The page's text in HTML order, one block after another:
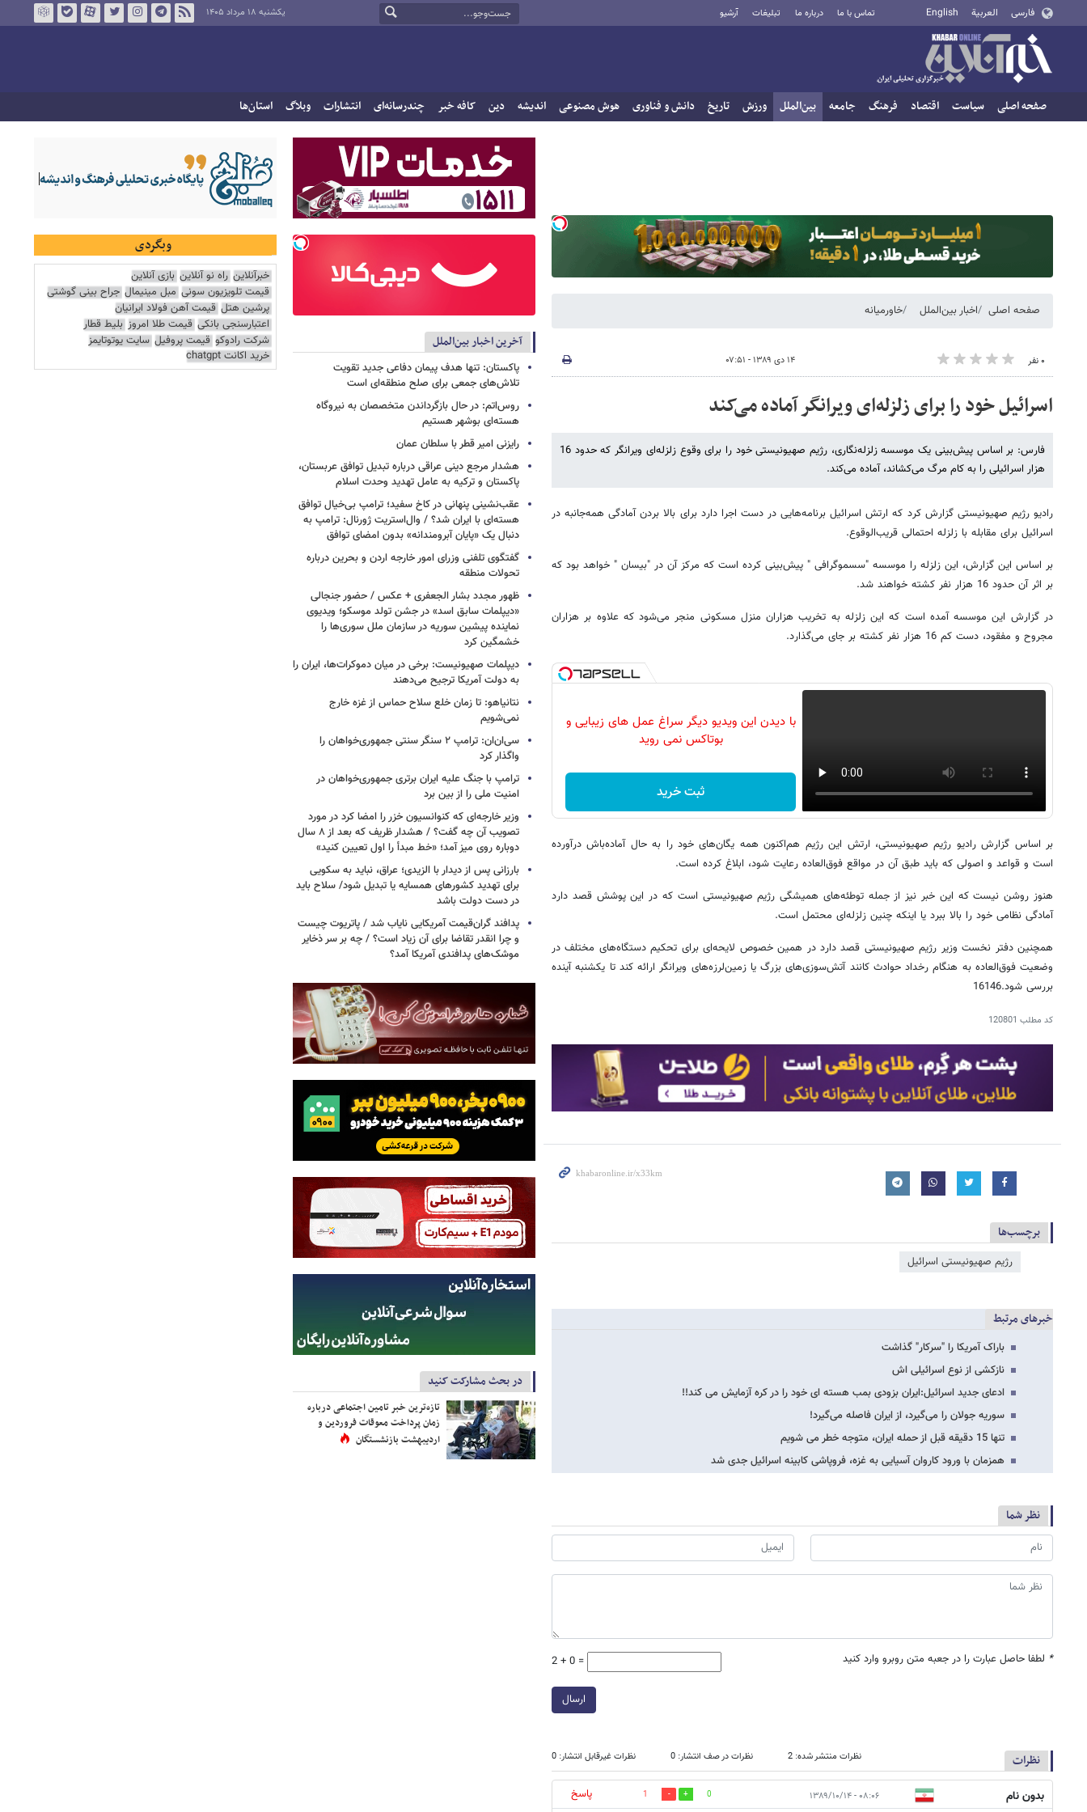
فارسی العربية English تماس با ما درباره ما تبلیغات آرشیو یکشنبه ۱۸ مرداد ۱۴۰۵
صفحه اصلی سیاست اقتصاد فرهنگ جامعه بین‌الملل ورزش تاریخ دانش و فناوری هوش مصنوعی اندیشه دین کافه خبر چندرسانه‌ای انتشارات وبلاگ استان‌ها
صفحه اصلی اخبار بین‌الملل خاورمیانه
۰ نفر ۱۴ دی ۱۳۸۹ - ۰۷:۵۱
اسرائیل خود را برای زلزله‌ای ویرانگر آماده می‌کند
فارس: بر اساس پیش‌بینی یک موسسه زلزله‌نگاری، رژیم صهیونیستی خود را برای وقوع زلزله‌ای ویرانگر که حدود 16
هزار اسرائیلی را به کام مرگ می‌کشاند، آماده می‌کند.
رادیو رژیم صهیونیستی گزارش کرد که ارتش اسرائیل برنامه‌هایی در دست اجرا دارد برای بالا بردن آمادگی همه‌جانبه در
اسرائیل برای مقابله با زلزله‌ احتمالی قریب‌الوقوع.
بر اساس این گزارش، این زلزله را موسسه "سسموگرافی " پیش‌بینی کرده است که مرکز آن در "بیسان " خواهد بود که
بر اثر آن حدود 16 هزار نفر کشته خواهند شد.
در گزارش این موسسه آمده است که این زلزله به تخریب هزاران منزل مسکونی منجر می‌شود که علاوه بر هزاران
مجروح و مفقود، دست کم 16 هزار نفر کشته بر جای می‌گذارد.
با دیدن این ویدیو دیگر سراغ عمل های زیبایی و
بوتاکس نمی روید
ثبت خرید
بر اساس گزارش رادیو رژیم صهیونیستی، ارتش این رژیم هم‌اکنون همه یگان‌های خود را به حال آماده‌باش درآورده
است و قواعد و اصولی که باید طبق آن در مواقع فوق‌العاده رعایت شود، ابلاغ کرده است.
هنوز روشن نیست که این خبر نیز از جمله توطئه‌های همیشگی رژیم صهیونیستی است که در این پوشش قصد دارد
آمادگی نظامی خود را بالا ببرد یا اینکه چنین زلزله‌ای محتمل است.
همچنین دفتر نخست وزیر رژیم صهیونیستی قصد دارد در همین خصوص لایحه‌ای برای تحکیم دستگاه‌های مختلف در
وضعیت فوق‌العاده به هنگام رخداد حوادث کانند آتش‌سوزی‌های بزرگ یا زمین‌لرزه‌های ویرانگر ارائه کند تا یکشنبه آینده
بررسی شود.16146
کد مطلب 120801
برچسب‌ها
رژیم صهیونیستی اسرائیل
خبرهای مرتبط
باراک آمریکا را "سرکار" گذاشت
نازکشی از نوع اسرائیلی اش
ادعای جدید اسرائیل:ایران بزودی بمب هسته ای خود را در کره آزمایش می کند!!
سوریه جولان را می‌گیرد، از ایران فاصله مى‌گیرد!
تنها 15 دقیقه قبل از حمله ایران، متوجه خطر می شویم
همزمان با ورود کاروان آسیایی به غزه، فروپاشی کابینه اسرائیل جدی شد
نظر شما
* لطفا حاصل عبارت را در جعبه متن روبرو وارد کنید 2 + 0 =
ارسال
نظرات نظرات منتشر شده: 2 نظرات در صف انتشار: 0 نظرات غیرقابل انتشار: 0
بدون نام ۰۸:۰۶ - ۱۳۸۹/۱۰/۱۴ 0
1 پاسخ
آخرین اخبار بین‌الملل
پاکستان: تنها هدف پیمان دفاعی جدید تقویت
تلاش‌های جمعی برای صلح منطقه‌ای است
روس‌اتم: در حال بازگرداندن متخصصان به نیروگاه
هسته‌ای بوشهر هستیم
رایزنی امیر قطر با سلطان عمان
هشدار مرجع دینی عراقی درباره تبدیل توافق عربستان،
پاکستان و ترکیه به عامل تهدید وحدت اسلام
عقب‌نشینی پنهانی در کاخ سفید؛ ترامپ بی‌خیال توافق
هسته‌ای با ایران شد؟ / وال‌استریت ژورنال: ترامپ به
دنبال یک «پایان آبرومندانه» بدون امضای توافق
گفتگوی تلفنی وزرای امور خارجه اردن و بحرین درباره
تحولات منطقه
ظهور مجدد بشار الجعفری + عکس / حضور جنجالی
«دیپلمات سابق اسد» در جشن تولد موسکو؛ ویدیوی
نماینده پیشین سوریه در سازمان ملل سوری‌ها را
خشمگین کرد
دیپلمات صهیونیست: برخی در میان دموکرات‌ها، ایران را
به دولت آمریکا ترجیح می‌دهند
نتانیاهو: تا زمان خلع سلاح حماس از غزه خارج
نمی‌شویم
سی‌ان‌ان: ترامپ ۲ سنگر سنتی جمهوری‌خواهان را
واگذار کرد
ترامپ با جنگ علیه ایران برتری جمهوری‌خواهان در
امنیت ملی را از بین برد
وزیر خارجه‌ای که کنوانسیون خزر را امضا کرد در مورد
تصویب آن چه گفت؟ / هشدار ظریف که بعد از ۸ سال
دوباره روی میز آمد؛ «خط مبدأ را اول تعیین کنید»
بارزانی پس از دیدار با الزیدی؛ عراق، نباید به سکویی
برای تهدید کشورهای همسایه یا تبدیل شود/ سلاح باید
در دست دولت باشد
پدافند گران‌قیمت آمریکایی نایاب شد / پاتریوت چیست
و چرا انقدر تقاضا برای آن زیاد است؟ / چه بر سر ذخایر
موشک‌های پدافندی آمریکا آمد؟
در بحث مشارکت کنید
تازه‌ترین خبر تامین اجتماعی درباره
زمان پرداخت معوقات فروردین و
اردیبهشت بازنشستگان
وبگردی
خبرآنلاین راه نو آنلاین بازی آنلاین
قیمت تلویزیون سونی مبل مینیمال جراح بینی گوشتی
پرشین هتل قیمت آهن فولاد ایرانیان
اعتبارسنجی بانکی قیمت طلا امروز بلیط قطار
شرکت رادوکو قیمت پروفیل سایت یوتوتایمز
خرید اکانت chatgpt